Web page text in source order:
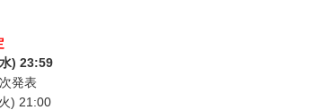
) 23:59
発表
) 21:00